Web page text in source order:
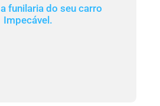
funilaria do seu carro
Impecável.